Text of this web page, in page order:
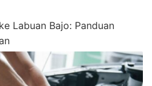
Labuan Bajo: Panduan